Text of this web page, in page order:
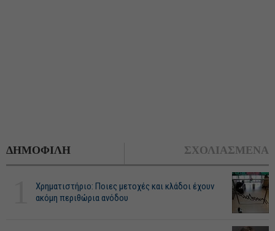
ΔΗΜΟΦΙΛΗ ΣΧΟΛΙΑΣΜΕΝΑ
Χρηματιστήριο: Ποιες μετοχές και κλάδοι έχουν
ακόμη περιθώρια ανόδου